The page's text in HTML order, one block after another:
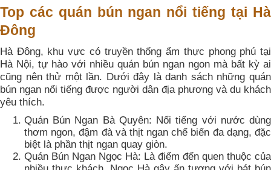
Top các quán bún ngan nổi tiếng tại Hà
Đông
Hà Đông, khu vực có truyền thống ẩm thực phong phú tại
Hà Nội, tự hào với nhiều quán bún ngan ngon mà bất kỳ ai
cũng nên thử một lần. Dưới đây là danh sách những quán
bún ngan nổi tiếng được người dân địa phương và du khách
yêu thích.
Quán Bún Ngan Bà Quyên: Nổi tiếng với nước dùng
thơm ngon, đậm đà và thịt ngan chế biến đa dạng, đặc
biệt là phần thịt ngan quay giòn.
Quán Bún Ngan Ngọc Hà: Là điểm đến quen thuộc của